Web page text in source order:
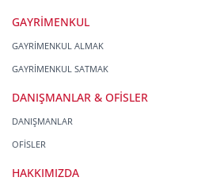
GAYRİMENKUL
GAYRİMENKUL ALMAK
GAYRİMENKUL SATMAK
DANIŞMANLAR & OFİSLER
DANIŞMANLAR
OFİSLER
HAKKIMIZDA